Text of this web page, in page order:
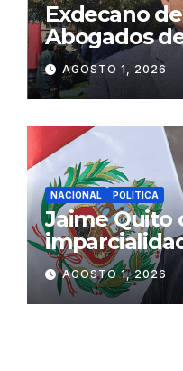
Exdecano
Abogados
propuestas
ciudadana
AGOSTO 1, 2026
NACIONAL POLÍTICA
Jaime Quito
de Ollanta
AGOSTO 1, 2026